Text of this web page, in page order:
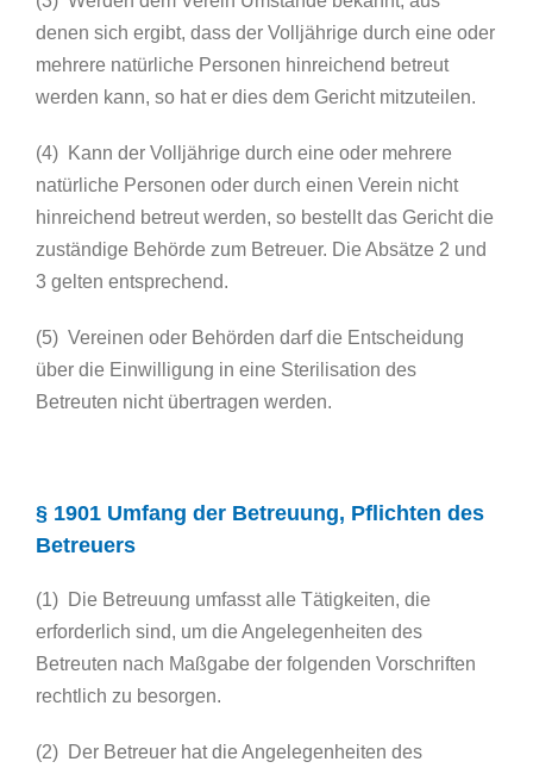
denen sich ergibt, dass der Volljährige durch eine oder
mehrere natürliche Personen hinreichend betreut
werden kann, so hat er dies dem Gericht mitzuteilen.
(4) Kann der Volljährige durch eine oder mehrere
natürliche Personen oder durch einen Verein nicht
hinreichend betreut werden, so bestellt das Gericht die
zuständige Behörde zum Betreuer. Die Absätze 2 und
3 gelten entsprechend.
(5) Vereinen oder Behörden darf die Entscheidung
über die Einwilligung in eine Sterilisation des
Betreuten nicht übertragen werden.
§ 1901 Umfang der Betreuung, Pflichten des
Betreuers
(1) Die Betreuung umfasst alle Tätigkeiten, die
erforderlich sind, um die Angelegenheiten des
Betreuten nach Maßgabe der folgenden Vorschriften
rechtlich zu besorgen.
(2) Der Betreuer hat die Angelegenheiten des